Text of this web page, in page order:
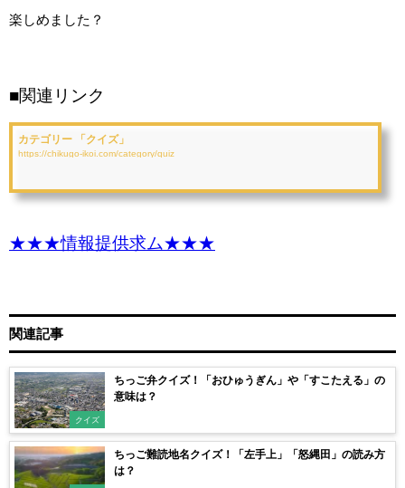
楽しめました？
■関連リンク
カテゴリー 「クイズ」
https://chikugo-ikoi.com/category/quiz
★★★情報提供求ム★★★
関連記事
クイズ
ちっご弁クイズ！「おひゅうぎん」や「すこたえる」の
意味は？
ちっご難読地名クイズ！「左手上」「怒縄田」の読み方
は？